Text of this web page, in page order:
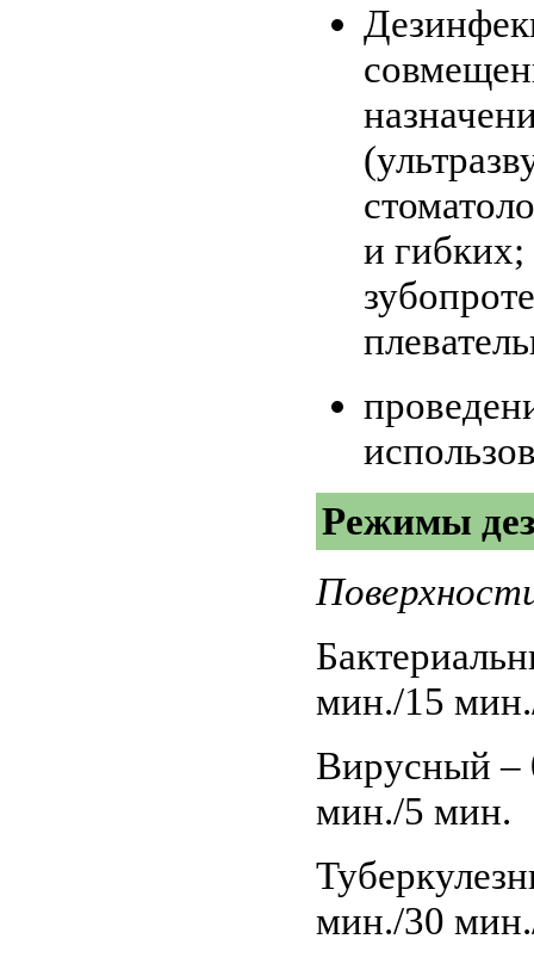
и гибких;
Режимы
мин./15
Вирусный –
мин./5 мин.
мин./30